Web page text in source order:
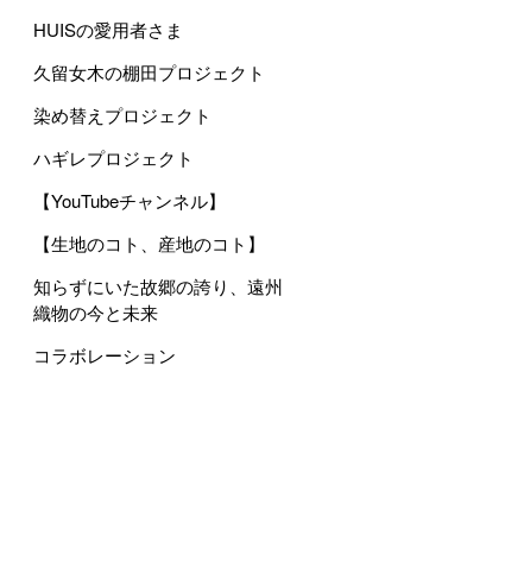
HUISの愛用者さま
久留女木の棚田プロジェクト
染め替えプロジェクト
ハギレプロジェクト
【YouTubeチャンネル】
【生地のコト、産地のコト】
知らずにいた故郷の誇り、遠州
織物の今と未来
コラボレーション